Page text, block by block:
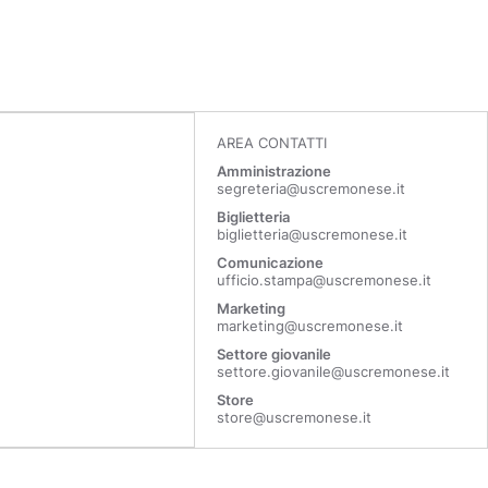
AREA CONTATTI
Amministrazione
segreteria@uscremonese.it
Biglietteria
biglietteria@uscremonese.it
Comunicazione
ufficio.stampa@uscremonese.it
Marketing
marketing@uscremonese.it
Settore giovanile
settore.giovanile@uscremonese.it
Store
store@uscremonese.it